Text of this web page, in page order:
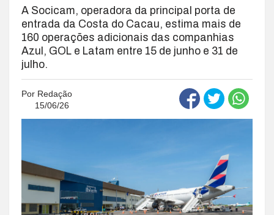
A Socicam, operadora da principal porta de
entrada da Costa do Cacau, estima mais de
160 operações adicionais das companhias
Azul, GOL e Latam entre 15 de junho e 31 de
julho.
Por Redação
15/06/26